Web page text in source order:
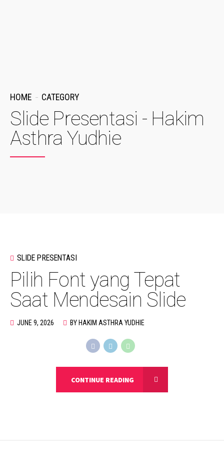
HOME CATEGORY
Slide Presentasi - Hakim
Asthra Yudhie
SLIDE PRESENTASI
Pilih Font yang Tepat
Saat Mendesain Slide
JUNE 9, 2026 BY HAKIM ASTHRA YUDHIE
CONTINUE READING